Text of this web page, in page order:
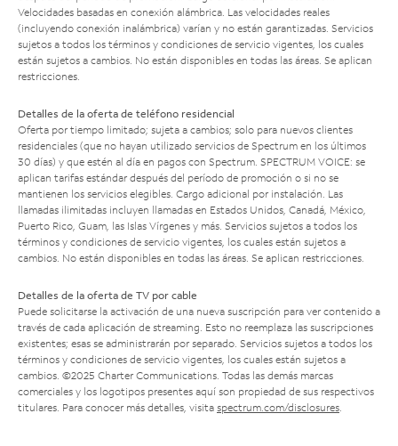
Velocidades basadas en conexión alámbrica. Las velocidades reales
(incluyendo conexión inalámbrica) varían y no están garantizadas. Servicios
sujetos a todos los términos y condiciones de servicio vigentes, los cuales
están sujetos a cambios. No están disponibles en todas las áreas. Se aplican
restricciones.
Detalles de la oferta de teléfono residencial
Oferta por tiempo limitado; sujeta a cambios; solo para nuevos clientes
residenciales (que no hayan utilizado servicios de Spectrum en los últimos
30 días) y que estén al día en pagos con Spectrum. SPECTRUM VOICE: se
aplican tarifas estándar después del período de promoción o si no se
mantienen los servicios elegibles. Cargo adicional por instalación. Las
llamadas ilimitadas incluyen llamadas en Estados Unidos, Canadá, México,
Puerto Rico, Guam, las Islas Vírgenes y más. Servicios sujetos a todos los
términos y condiciones de servicio vigentes, los cuales están sujetos a
cambios. No están disponibles en todas las áreas. Se aplican restricciones.
Detalles de la oferta de TV por cable
Puede solicitarse la activación de una nueva suscripción para ver contenido a
través de cada aplicación de streaming. Esto no reemplaza las suscripciones
existentes; esas se administrarán por separado. Servicios sujetos a todos los
términos y condiciones de servicio vigentes, los cuales están sujetos a
cambios. ©2025 Charter Communications. Todas las demás marcas
comerciales y los logotipos presentes aquí son propiedad de sus respectivos
titulares. Para conocer más detalles, visita spectrum.com/disclosures